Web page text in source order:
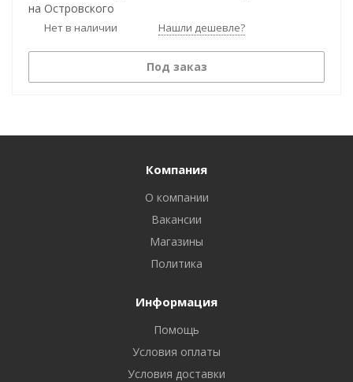
на Островского
Нет в наличии Нашли дешевле?
Под заказ
Компания
О компании
Вакансии
Магазины
Политика
Информация
Помощь
Условия оплаты
Условия доставки